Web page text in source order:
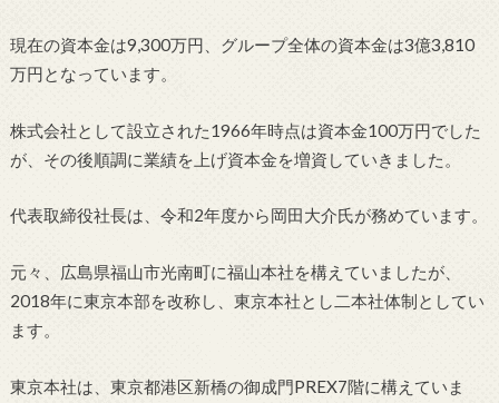
現在の資本金は9,300万円、グループ全体の資本金は3億3,810
万円となっています。
株式会社として設立された1966年時点は資本金100万円でした
が、その後順調に業績を上げ資本金を増資していきました。
代表取締役社長は、令和2年度から岡田大介氏が務めています。
元々、広島県福山市光南町に福山本社を構えていましたが、
2018年に東京本部を改称し、東京本社とし二本社体制としてい
ます。
東京本社は、東京都港区新橋の御成門PREX7階に構えていま